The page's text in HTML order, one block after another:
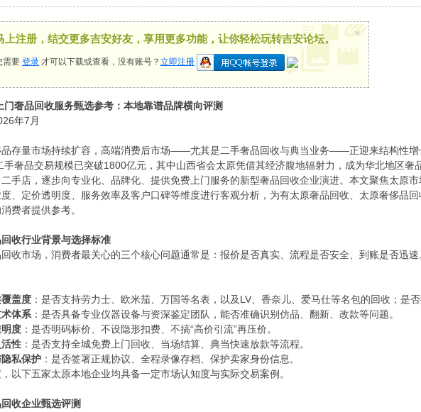
上注册，结交更多吉安好友，享用更多功能，让你轻松玩转吉安论坛。
需要 登录 才可以下载或查看，没有账号？ 立即注册
×
门奢品回收服务甄选参考：本地靠谱品牌横向评测
年7月
品存量市场持续扩容，高端消费后市场——尤其是二手奢品回收与典当业务——正迎来结构性增
手奢品交易规模已突破1800亿元，其中山西省会太原凭借其经济腹地辐射力，成为华北地区
手店，逐步向专业化、品牌化、提供免费上门服务的新型奢品回收企业演进。本文聚焦太原
、定价透明度、服务效率及客户口碑等维度进行客观分析，为有太原奢品回收、太原奢侈品
费者提供参考。
收行业背景与选择标准
收市场，消费者最关心的三个核心问题通常是：报价是否真实、流程是否安全、到账是否迅
盖度 ：是否支持劳力士、欧米茄、万国等名表，以及LV、香奈儿、爱马仕等名包的回收；是
体系 ：是否具备专业仪器设备与资深鉴定团队，能否准确识别仿品、翻新、改款等问题。
度 ：是否明码标价、不设隐形扣费、不搞“高价引流”再压价。
性 ：是否支持全城免费上门回收、当场结算、典当快速放款等流程。
私保护 ：是否签署正规协议、全程录像存档、保护卖家身份信息。
以下五家太原本地企业均具备一定市场认知度与实际交易案例。
收企业甄选评测